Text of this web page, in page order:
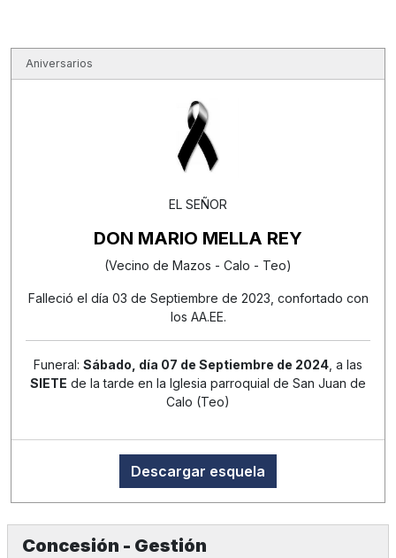
Aniversarios
EL SEÑOR
DON MARIO MELLA REY
(Vecino de Mazos - Calo - Teo)
Falleció el día 03 de Septiembre de 2023, confortado con
los AA.EE.
Funeral: Sábado, día 07 de Septiembre de 2024, a las
SIETE de la tarde en la Iglesia parroquial de San Juan de
Calo (Teo)
Descargar esquela
Concesión - Gestión